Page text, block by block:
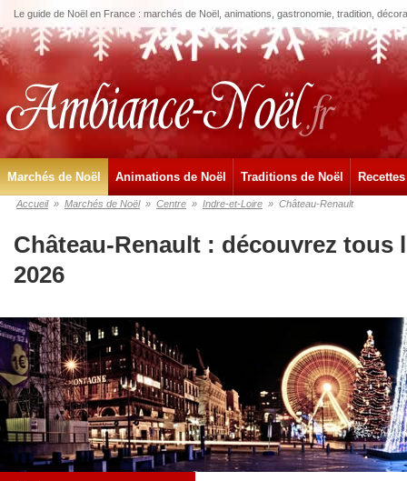
Le guide de Noël en France : marchés de Noël, animations, gastronomie, tradition,
Marchés de Noël Animations de Noël Traditions de Noël
Accueil » Marchés de Noël » Centre » Indre-et-Loire » Château-Renault
Château-Renault : découvrez tous
2026